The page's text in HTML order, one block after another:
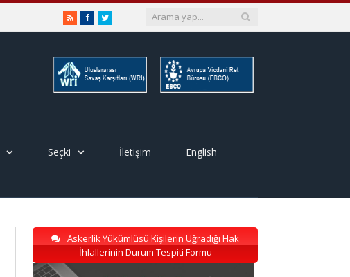
RSSFacebookTwitter
Seçki İletişim English
Askerlik Yükümlüsü Kişilerin Uğradığı Hak
İhlallerinin Durum Tespiti Formu